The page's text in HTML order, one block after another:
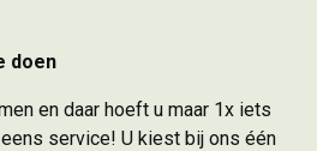
doen
en daar hoeft u maar 1x iets
service! U kiest bij ons één